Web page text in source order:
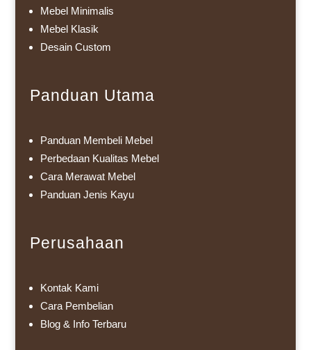
Mebel Minimalis
Mebel Klasik
Desain Custom
Panduan Utama
Panduan Membeli Mebel
Perbedaan Kualitas Mebel
Cara Merawat Mebel
Panduan Jenis Kayu
Perusahaan
Kontak Kami
Cara Pembelian
Blog & Info Terbaru